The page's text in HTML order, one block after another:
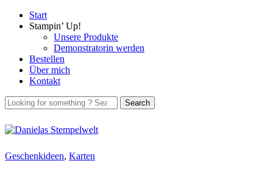
Start
Stampin’ Up!
Unsere Produkte
Demonstratorin werden
Bestellen
Über mich
Kontakt
Geschenkideen, Karten